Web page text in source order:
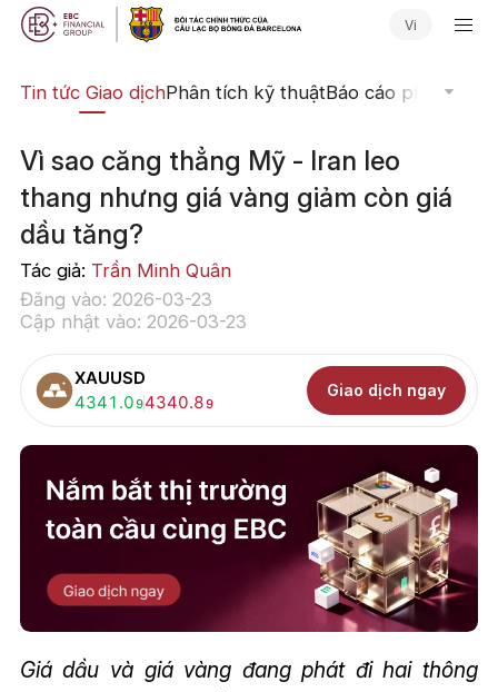
Vi
Tin tức Giao dịchPhân tích kỹ thuậtBáo cáo phân tích
Vì sao căng thẳng Mỹ - Iran leo
thang nhưng giá vàng giảm còn giá
dầu tăng?
Tác giả: Trần Minh Quân
Đăng vào: 2026-03-23
Cập nhật vào: 2026-03-23
XAUUSD
Mua:
4341.09Bán:
4340.89
Giao dịch ngay
Giá dầu và giá vàng đang phát đi hai thông